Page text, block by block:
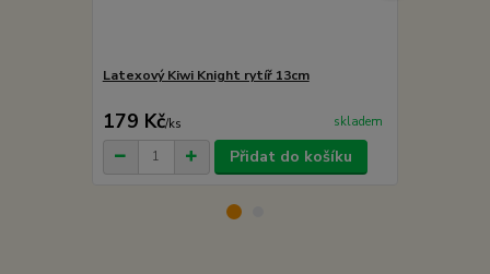
Latexový Kiwi Knight rytíř 13cm
179 Kč/ks skladem
Přidat do košíku